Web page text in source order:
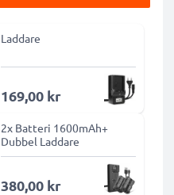
Laddare
169,00 kr
2x Batteri 1600mAh+
Dubbel Laddare
380,00 kr